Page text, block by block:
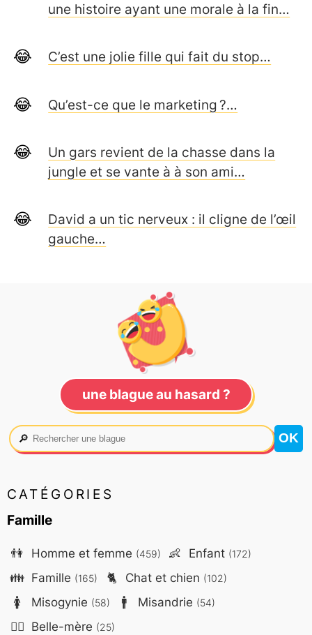
une histoire ayant une morale à la fin…
C’est une jolie fille qui fait du stop…
Qu’est-ce que le marketing ?…
Un gars revient de la chasse dans la
jungle et se vante à à son ami…
David a un tic nerveux : il cligne de l’œil
gauche…
une blague au hasard ?
🔎
CATÉGORIES
Famille
👫 Homme et femme (459) 👶 Enfant (172)
👪 Famille (165) 🐈 Chat et chien (102)
🚺 Misogynie (58) 🚹 Misandrie (54)
🤷‍♀️ Belle-mère (25)